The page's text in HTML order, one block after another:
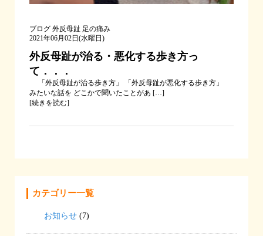
ブログ 外反母趾 足の痛み
2021年06月02日(水曜日)
外反母趾が治る・悪化する歩き方っ
て．．．
「外反母趾が治る歩き方」 「外反母趾が悪化する歩き方」
みたいな話を どこかで聞いたことがあ […]
[続きを読む]
カテゴリー一覧
お知らせ (7)